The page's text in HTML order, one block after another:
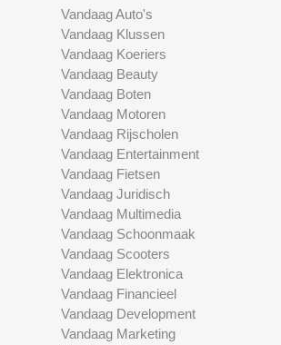
Vandaag Auto's
Vandaag Klussen
Vandaag Koeriers
Vandaag Beauty
Vandaag Boten
Vandaag Motoren
Vandaag Rijscholen
Vandaag Entertainment
Vandaag Fietsen
Vandaag Juridisch
Vandaag Multimedia
Vandaag Schoonmaak
Vandaag Scooters
Vandaag Elektronica
Vandaag Financieel
Vandaag Development
Vandaag Marketing